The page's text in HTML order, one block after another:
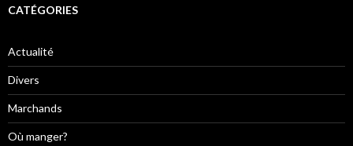
CATÉGORIES
Actualité
Divers
Marchands
Où manger?